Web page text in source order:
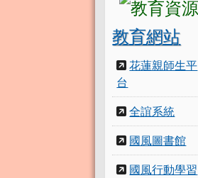
教育網站
花蓮親師生平
台
全誼系統
國風圖書館
國風行動學習